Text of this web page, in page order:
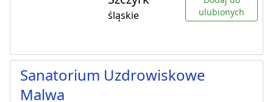
śląskie
ulubionych
Sanatorium Uzdrowiskowe
Malwa